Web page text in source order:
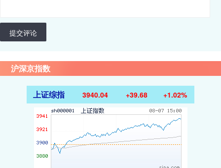
提交评论
沪深京指数
上证综指 3940.04 +39.68 +1.02%